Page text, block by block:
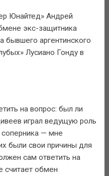
Юнайтед» Андрей
экс-защитника
бывшего аргентинского
Лусиано Гонду в
на вопрос: был ли
играл ведущую роль
— мне
были свои причины для
сам ответить на
считает обмен